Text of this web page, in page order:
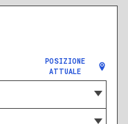
POSIZIONE
ATTUALE